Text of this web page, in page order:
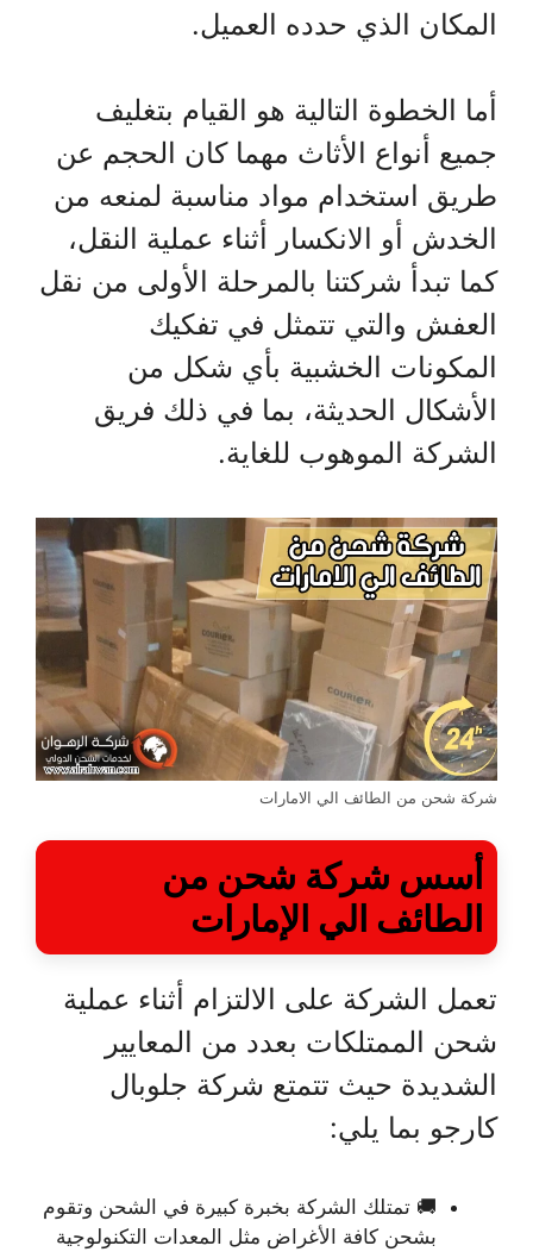
المكان الذي حدده العميل.
أما الخطوة التالية هو القيام بتغليف
جميع أنواع الأثاث مهما كان الحجم عن
طريق استخدام مواد مناسبة لمنعه من
الخدش أو الانكسار أثناء عملية النقل،
كما تبدأ شركتنا بالمرحلة الأولى من نقل
العفش والتي تتمثل في تفكيك
المكونات الخشبية بأي شكل من
الأشكال الحديثة، بما في ذلك فريق
الشركة الموهوب للغاية.
شركة شحن من الطائف الي الامارات
أسس شركة شحن من
الطائف الي الإمارات
تعمل الشركة على الالتزام أثناء عملية
شحن الممتلكات بعدد من المعايير
الشديدة حيث تتمتع شركة جلوبال
كارجو بما يلي:
🚚 تمتلك الشركة بخبرة كبيرة في الشحن وتقوم
بشحن كافة الأغراض مثل المعدات التكنولوجية